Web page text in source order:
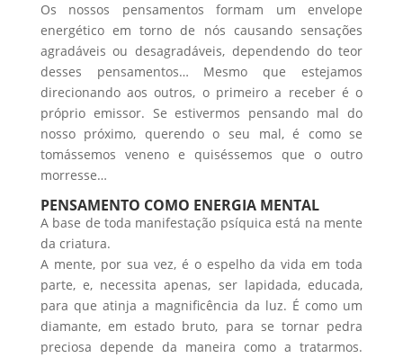
Os nossos pensamentos formam um envelope
energético em torno de nós causando sensações
agradáveis ou desagradáveis, dependendo do teor
desses pensamentos… Mesmo que estejamos
direcionando aos outros, o primeiro a receber é o
próprio emissor. Se estivermos pensando mal do
nosso próximo, querendo o seu mal, é como se
tomássemos veneno e quiséssemos que o outro
morresse…
PENSAMENTO COMO ENERGIA MENTAL
A base de toda manifestação psíquica está na mente
da criatura.
A mente, por sua vez, é o espelho da vida em toda
parte, e, necessita apenas, ser lapidada, educada,
para que atinja a magnificência da luz. É como um
diamante, em estado bruto, para se tornar pedra
preciosa depende da maneira como a tratarmos.